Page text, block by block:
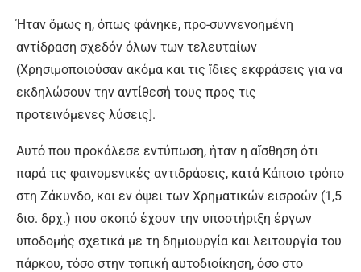
Ήταν ὅμως η, όπως φάνηκε, προ-συννενοηµένη
αντίδραση σχεδόν όλων των τελευταίων
(Χρησιμοποιούσαν ακόµα και τις ἴδιες εκφράσεις για να
εκδηλώσουν την αντίθεσή τους προς τις
προτεινόμενες λύσεις].
Αυτό που προκάλεσε εντύπωση, ἡταν η αἴσθηση ότι
παρά τις φαινοµενικές αντιδράσεις, κατά Κάποιο τρόπο
στη Ζάκυνδο, και εν όψει των Χρηματικών εισροών (1,5
δισ. δρχ.) που σκοπό έχουν την υποστήριξη έργων
υποδομής σχετικά µε τη δηµιουργία και λειτουργία του
πάρκου, τόσο στην τοπική αυτοδιοίκηση, όσο στο